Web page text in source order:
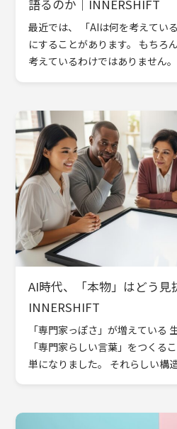
語るのか｜INNERSHIFT
最近では、 「AIは何を考えてい
にすることがあります。 もちろ
考えているわけではありません
AI時代、「本物」はどう見
INNERSHIFT
「専門家っぽさ」が増えている
「専門家らしい言葉」をつくる
単になりました。 それらしい構